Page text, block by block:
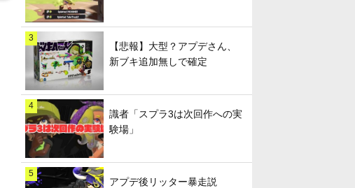
3
【悲報】大型？アプデさん、
新ブキ追加無しで確定
4
識者「スプラ3は次回作への実
験場」
5
アプデ後リッター暴走説